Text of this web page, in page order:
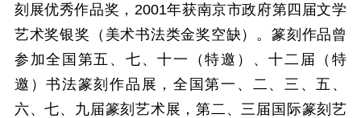
刻展优秀作品奖，2001年获南京市政府第四届文学
艺术奖银奖（美术书法类金奖空缺）。篆刻作品曾
参加全国第五、七、十一（特邀）、十二届（特
邀）书法篆刻作品展，全国第一、二、三、五、
六、七、九届篆刻艺术展，第二、三届国际篆刻艺